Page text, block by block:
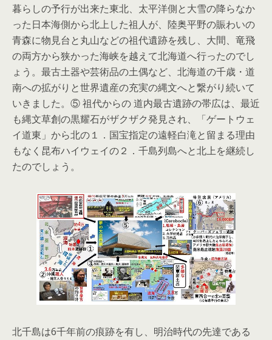
暮らしの予行が出来た東北、太平洋側と大雪の降らなか
った日本海側から北上した祖人が、陸奥平野の賑わいの
青森に物見台と丸山などの祖代遺跡を残し、大間、竜飛
の両方から狭かった海峡を越えて北海道へ行ったのでし
ょう。最古土器や芸術品の土偶など、北海道の千歳・道
南への拡がりと世界遺産の充実の縄文へと繋がり続いて
いきました。⑤ 祖代からの 道内最古遺跡の帯広は、最近
も縄文草創の黒耀石がザクザク発見され、「ゲートウェ
イ道東」から北の１．国宝指定の遠軽白滝と留まる理由
もなく昆布ハイウェイの２．千島列島へと北上を継続し
たのでしょう。
北千島は6千年前の痕跡を有し、明治時代の先達である